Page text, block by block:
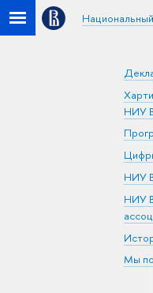
НИУ
НИУ
НИУ
Мы